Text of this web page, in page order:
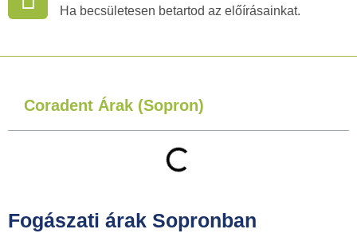
Ha becsületesen betartod az előírásainkat.
Coradent Árak (Sopron)
Fogászati árak Sopronban